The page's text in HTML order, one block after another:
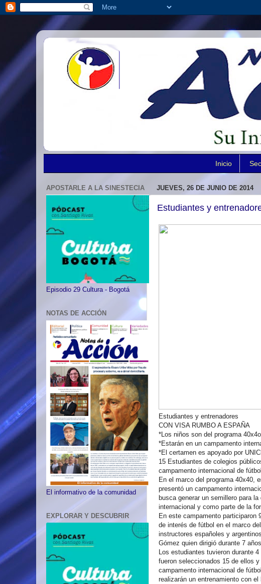
Inicio
JUEVES, 26 DE JUNIO DE 2014
Estudiantes y
Estudiantes y entrenadores
CON VISA RUMBO A ESPAÑA
*Los niños son del programa
*Estarán en un campamento
*El certamen es apoyado por
15 Estudiantes de colegios
campamento internacional de
En el marco del programa 40x40,
presentó un campamento
busca generar un semillero para
internacional y como parte de la
En este campamento participaron
de interés de fútbol en el marco
instructores españoles y
Gómez quien dirigió durante 7
Los estudiantes tuvieron durante
fueron seleccionados 15 de ellos
campamento internacional de
realizarán un entrenamiento con
APOSTARLE A LA SINESTECIA
Episodio 29 Cultura - Bogotá
NOTAS DE ACCIÓN
El informativo de la comunidad
EXPLORAR Y DESCUBRIR